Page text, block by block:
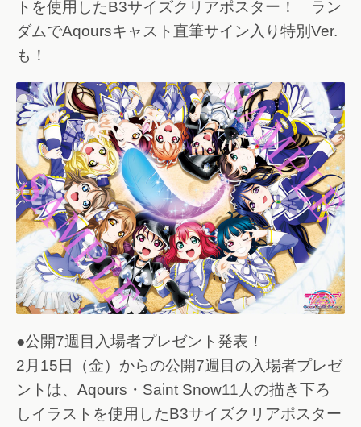
トを使用したB3サイズクリアポスター！ ラン
ダムでAqoursキャスト直筆サイン入り特別Ver.
も！
●公開7週目入場者プレゼント発表！
2月15日（金）からの公開7週目の入場者プレゼ
ントは、Aqours・Saint Snow11人の描き下ろ
しイラストを使用したB3サイズクリアポスター